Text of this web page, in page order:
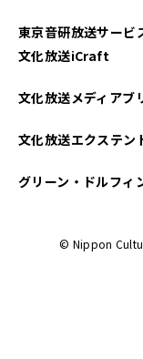
東京音研放送サービ
文化放送iCraft
文化放送メディアブ
文化放送エクステン
グリーン・ドルフィ
© Nippon